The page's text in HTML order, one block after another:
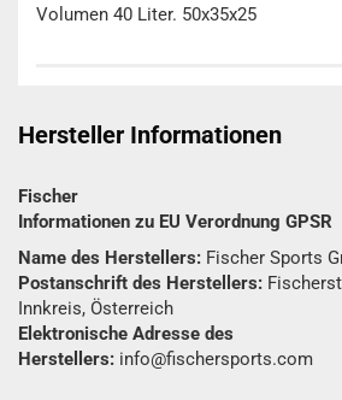
Volumen 40 Liter. 50x35x25
Hersteller Informationen
Fischer
Informationen zu EU Verordnung GPSR
Name des Herstellers: Fischer Sports
Postanschrift des Herstellers:
Innkreis, Österreich
Elektronische Adresse des
Herstellers: info@fischersports.com